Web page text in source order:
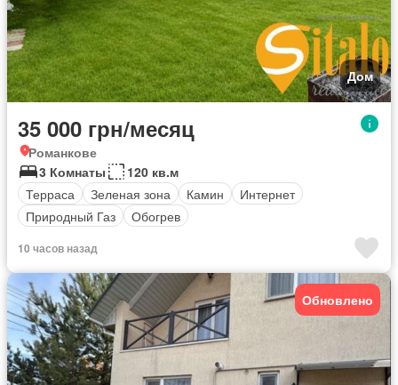
Дом
35 000 грн/месяц
Романкове
3 Комнаты
120 кв.м
Терраса
Зеленая зона Камин
Интернет
Природный Газ
Обогрев
10 часов назад
Обновлено